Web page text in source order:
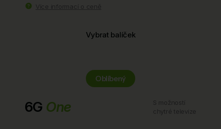
Vybrat balíček
Oblíbený
6G One